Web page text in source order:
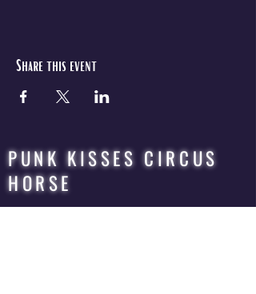
Share this event
PUNK KISSES CIRCUS
HORSE